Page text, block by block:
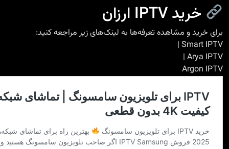
خرید IPTV ارزان
برای خریدو مشاهده تعرفه‌ها به لینک‌های زیر مراجعه کنید:
Smart IPTV
|
Arya IPTV
|
Argon IPTV